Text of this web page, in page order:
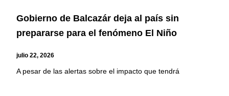
Gobierno de Balcazár deja al país sin
prepararse para el fenómeno El Niño
julio 22, 2026
A pesar de las alertas sobre el impacto que tendrá